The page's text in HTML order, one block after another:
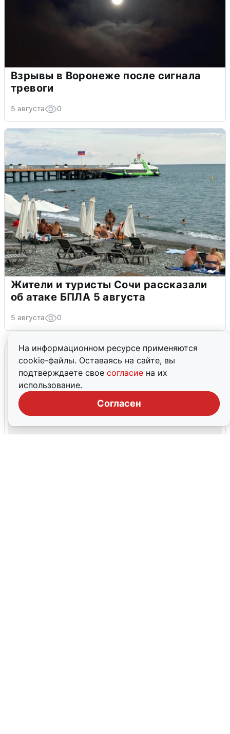
На информационном ресурсе применяются
cookie-файлы. Оставаясь на сайте, вы
подтверждаете свое согласие на их
использование.
Согласен
Взрывы в Воронеже после сигнала
тревоги
5 августа 0
Жители и туристы Сочи рассказали
об атаке БПЛА 5 августа
5 августа 0